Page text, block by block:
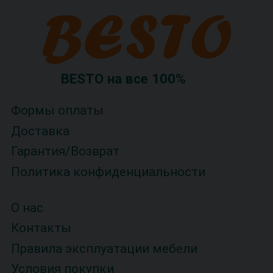
BESTO на все 100%
Формы оплаты
Доставка
Гарантия/Возврат
Политика конфиденциальности
О нас
Контакты
Правила эксплуатации мебели
Условия покупки